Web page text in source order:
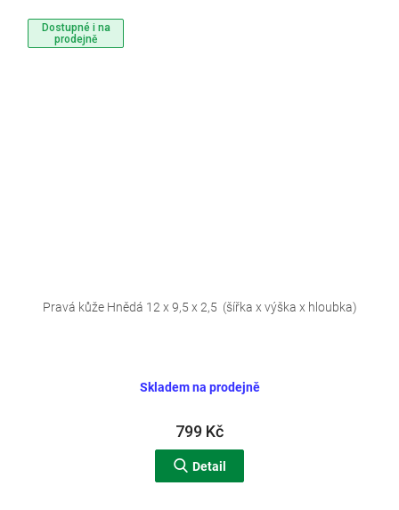
Dostupné i na
prodejně
Skladem na prodejně
799 Kč
Detail
Pravá kůže Hnědá 12 x 9,5 x 2,5 (šířka x výška x hloubka)